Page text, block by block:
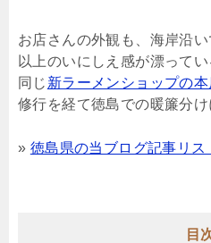
お店さんの外観も、海岸沿
以上のいにしえ感が漂ってい
同じ 新ラーメンショップの
修行を経て徳島での暖簾分け
» 徳島県の当ブログ記事リス
目